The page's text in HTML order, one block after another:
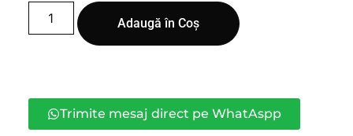
Adaugă în Coș
Trimite mesaj direct pe WhatAspp